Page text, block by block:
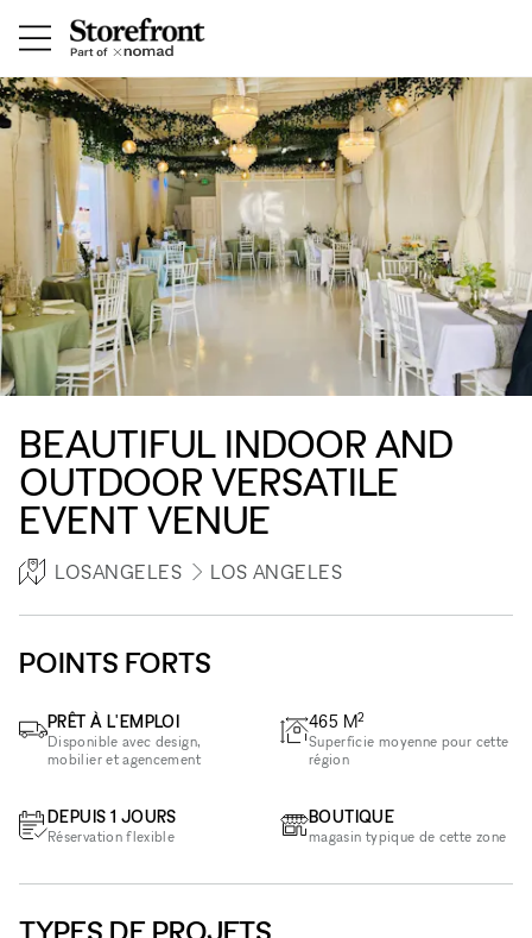
BEAUTIFUL INDOOR AND
OUTDOOR VERSATILE
EVENT VENUE
LOSANGELES LOS ANGELES
POINTS FORTS
PRÊT À L'EMPLOI
Disponible avec design,
mobilier et agencement
DEPUIS 1 JOURS
Réservation flexible
465 M2
Superficie moyenne pour cette
région
BOUTIQUE
magasin typique de cette zone